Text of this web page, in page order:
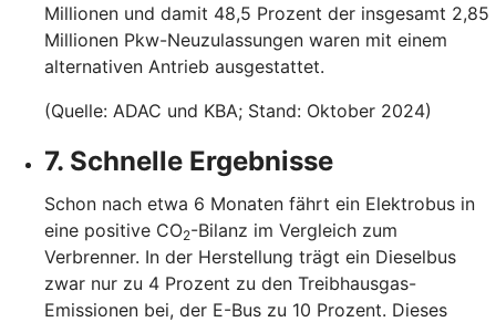
Millionen und damit 48,5 Prozent der insgesamt 2,85
Millionen Pkw-Neuzulassungen waren mit einem
alternativen Antrieb ausgestattet.
(Quelle: ADAC und KBA; Stand: Oktober 2024)
7. Schnelle Ergebnisse
Schon nach etwa 6 Monaten fährt ein Elektrobus in
eine positive CO2-Bilanz im Vergleich zum
Verbrenner. In der Herstellung trägt ein Dieselbus
zwar nur zu 4 Prozent zu den Treibhausgas-
Emissionen bei, der E-Bus zu 10 Prozent. Dieses